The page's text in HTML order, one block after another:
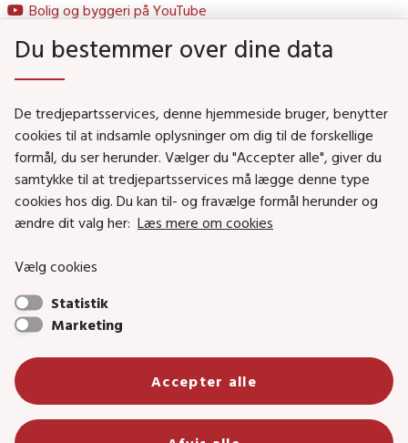
Bolig og byggeri på YouTube
Social- og Boligministeriet
Job i Social- og Boligstyrelsen
Puljer og tilskud
Nyhedsbreve
Social- og Boligstyrelsens nyheder som RSS feed
Social- og Boligstyrelsen • Tlf.: 72 42 37 00 •
sikkermail• EAN-nr.: 5798000354838 • CVR-nr.:
26144698
Primær adresse og reception: Lerchesgade 35, 5, 5000 Odense C •
Du bestemmer over dine data
De tredjepartsservices, denne hjemmeside bruger, benytter
cookies til at indsamle oplysninger om dig til de forskellige
formål, du ser herunder. Vælger du "Accepter alle", giver du
samtykke til at tredjepartsservices må lægge denne type
cookies hos dig. Du kan til- og fravælge formål herunder og
ændre dit valg her: Læs mere om cookies
Vælg cookies
Statistik
Marketing
Accepter alle